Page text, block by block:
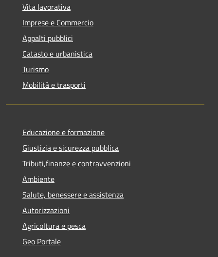
Vita lavorativa
Imprese e Commercio
Appalti pubblici
Catasto e urbanistica
Turismo
Mobilità e trasporti
Educazione e formazione
Giustizia e sicurezza pubblica
Tributi,finanze e contravvenzioni
Ambiente
Salute, benessere e assistenza
Autorizzazioni
Agricoltura e pesca
Geo Portale